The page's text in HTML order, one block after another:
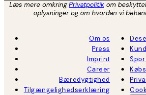
Læs mere omkringPrivatpolitik om
oplysninger og om hvordan vi
Om os
Press
Imprint
Career
Bæredygtighed
Tilgængelighedserklæring